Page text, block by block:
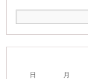
日 月